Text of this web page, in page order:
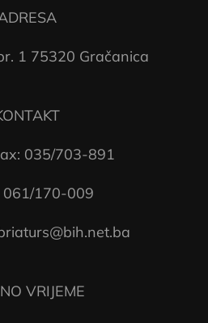
1 75320 Gračanica
035/703-891
061/170-009
VRIJEME